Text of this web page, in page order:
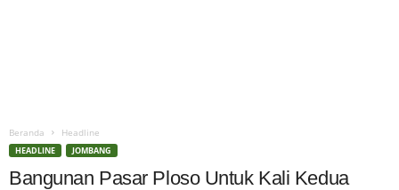
Beranda Headline
HEADLINE JOMBANG
Bangunan Pasar Ploso Untuk Kali Kedua